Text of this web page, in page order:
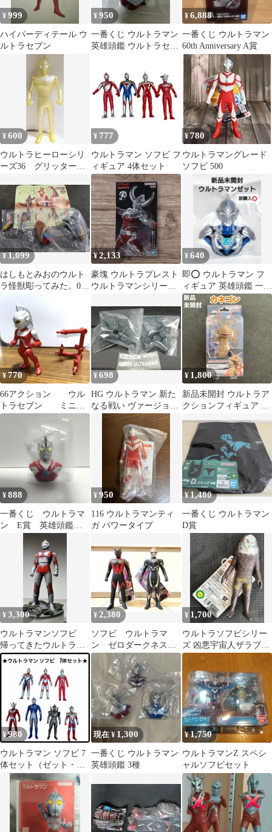
¥999
ハイパーディテール ウ
ルトラセブン
¥950
一番くじ ウルトラマン
英雄頭鑑 ウルトラセブ
¥6,888
一番くじ ウルトラマン
60th Anniversary A賞
¥600
ウルトラヒーローシリ
ーズ36 グリッターテ
ビ レア 美品
¥ 777
ウルトラマン ソフビ フ
ィギュア 4体セット
¥780
ウルトラマングレード
ソフビ 500
¥1,099
はしもとみおのウルト
ラ怪獣彫ってみた。03
¥2,133
豪塊 ウルトラプレスト
ウルトラマンシリーズ
¥640
即⭕️ ウルトラマン フ
ィギュア 英雄頭鑑 一番
くじ ウルトラマンZ
¥770
66アクション ウル
トラセブン ミニフ
ィギュア
¥698
HG ウルトラマン 新た
なる戦い ヴァージョン
アップファイト 金属生
命体ミーモス
¥ 1,800
新品未開封 ウルトラア
クションフィギュア カ
¥888
一番くじ ウルトラマ
ン E賞 英雄頭鑑
ウルトラヒーロー エ
¥950
116 ウルトラマンティ
ガ パワータイプ
¥1,480
一番くじ ウルトラマン
D賞
¥3,300
ウルトラマンソフビ
帰ってきたウルトラマ
ン(ウルトラマンジャッ
ク)リペイント
¥2,380
ソフビ ウルトラマ
ン ゼロダークネス、
闇戦士ギルアーク
¥ 1,700
ウルトラソフビシリー
ズ 凶悪宇宙人ザラブ星
人⑤
¥980
ウルトラマン ソフビ 7
体セット（ゼット・ト
リガー・トリガーダー
ク・コスモス他）
現在 ¥ 1,300
一番くじ ウルトラマン
英雄頭鑑 3種
¥1,750
ウルトラマンZ スペシ
ャルソフビセット